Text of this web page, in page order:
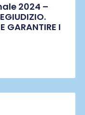
2024 –
GARANTIRE I